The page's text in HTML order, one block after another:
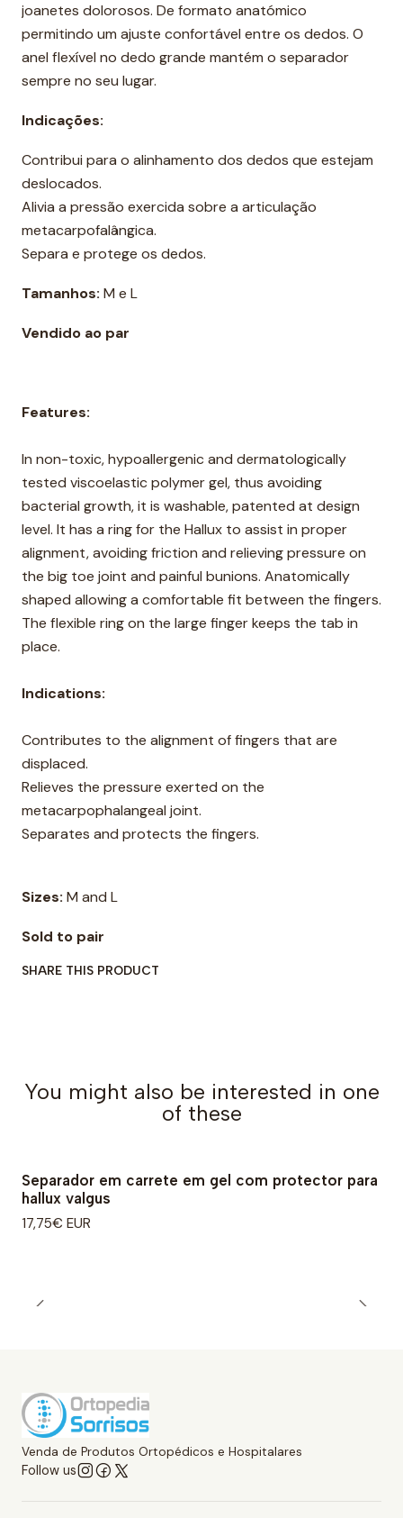
joanetes dolorosos. De formato anatómico
permitindo um ajuste confortável entre os dedos. O
anel flexível no dedo grande mantém o separador
sempre no seu lugar.
Indicações:
Contribui para o alinhamento dos dedos que estejam
deslocados.
Alivia a pressão exercida sobre a articulação
metacarpofalângica.
Separa e protege os dedos.
Tamanhos: M e L
Vendido ao par
Features:
In non-toxic, hypoallergenic and dermatologically
tested viscoelastic polymer gel, thus avoiding
bacterial growth, it is washable, patented at design
level. It has a ring for the Hallux to assist in proper
alignment, avoiding friction and relieving pressure on
the big toe joint and painful bunions. Anatomically
shaped allowing a comfortable fit between the fingers.
The flexible ring on the large finger keeps the tab in
place.
Indications:
Contributes to the alignment of fingers that are
displaced.
Relieves the pressure exerted on the
metacarpophalangeal joint.
Separates and protects the fingers.
Sizes: M and L
Sold to pair
SHARE THIS PRODUCT
You might also be interested in one
of these
Separador em carrete em gel com protector para
hallux valgus
17,75€ EUR
Venda de Produtos Ortopédicos e Hospitalares
Follow us